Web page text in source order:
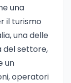
una
il turismo
una delle
del settore,
un
operatori